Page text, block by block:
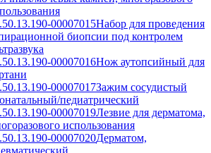
00007015Набор для проведения
биопсии под контролем
00007016Нож аутопсийный для
00007017Зажим сосудистый
педиатрический
00007019Лезвие для дерматома,
использования
00007020Дерматом,